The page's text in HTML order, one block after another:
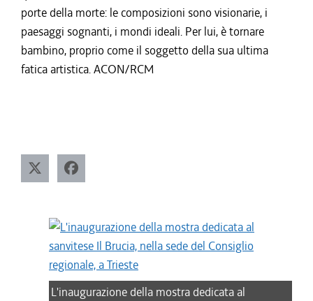
porte della morte: le composizioni sono visionarie, i
paesaggi sognanti, i mondi ideali. Per lui, è tornare
bambino, proprio come il soggetto della sua ultima
fatica artistica. ACON/RCM
L'inaugurazione della mostra dedicata al